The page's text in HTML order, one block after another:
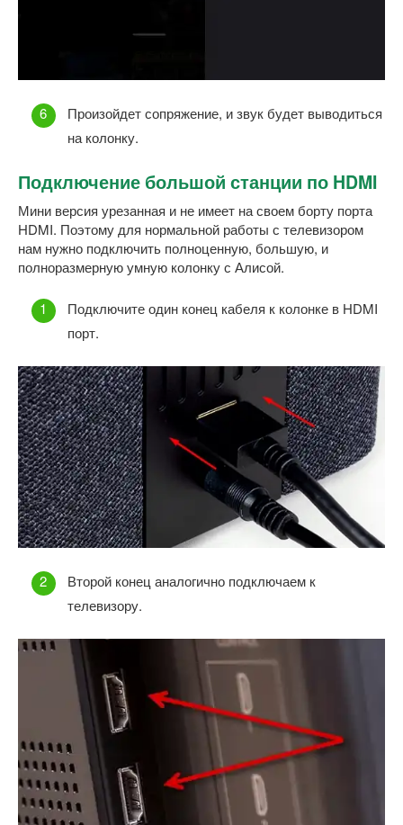
Произойдет сопряжение, и звук будет выводиться
на колонку.
Подключение большой станции по HDMI
Мини версия урезанная и не имеет на своем борту порта
HDMI. Поэтому для нормальной работы с телевизором
нам нужно подключить полноценную, большую, и
полноразмерную умную колонку с Алисой.
Подключите один конец кабеля к колонке в HDMI
порт.
Второй конец аналогично подключаем к
телевизору.